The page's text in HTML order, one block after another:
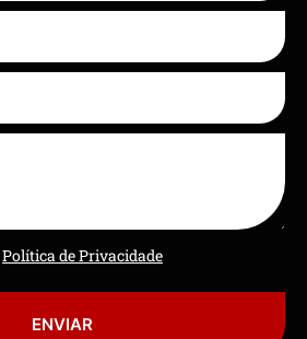
Política de Privacidade
ENVIAR